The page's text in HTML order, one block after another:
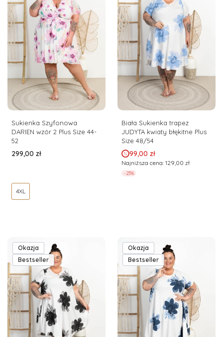
Sukienka Szyfonowa
DARIEN wzór 2 Plus Size 44-
52
Cena
299,00 zł
4XL
Biała Sukienka trapez
JUDYTA kwiaty błękitne Plus
Size 48/54
Cena promocyjna
99,00 zł
Najniższa cena: 129,00 zł
-23%
Okazja
Bestseller
Okazja
Bestseller